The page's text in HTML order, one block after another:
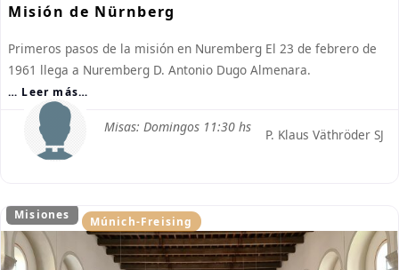
Misión de Nürnberg
Primeros pasos de la misión en Nuremberg El 23 de febrero de
1961 llega a Nuremberg D. Antonio Dugo Almenara.
… Leer más…
P. Klaus Väthröder SJ
Misas: Domingos 11:30 hs
Misiones Múnich-Freising